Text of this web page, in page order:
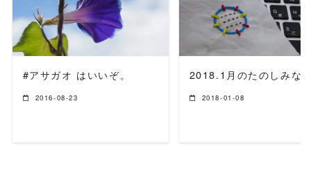
READ MORE
#アサガオ はいいぞ。
2016-08-23
READ MORE
2018.1月のたのしみな
2018-01-08